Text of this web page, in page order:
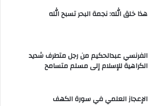
هذا خلق الله: نجمة البحر تسبح الله
الفرنسي عبدالحكيم من رجل متطرف شديد
الكراهية للإسلام إلى مسلم متسامح
الإعجاز العلمي في سورة الكهف